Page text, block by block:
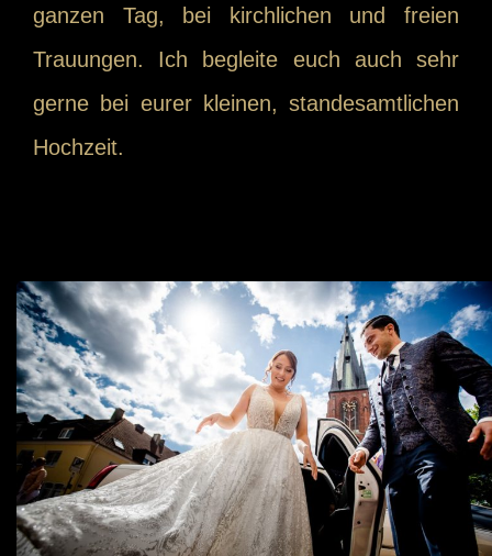
ganzen Tag, bei kirchlichen und freien
Trauungen. Ich begleite euch auch sehr
gerne bei eurer kleinen, standesamtlichen
Hochzeit.